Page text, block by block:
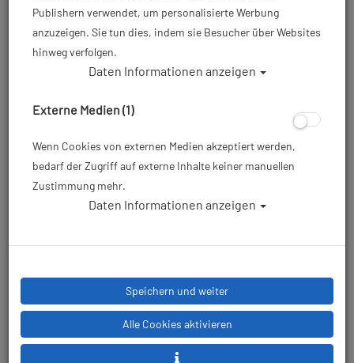
DIN
Dieser Artikel ist mit anderen Rabattaktionen nicht
kombinierbar
849,00 €*
Herstellerpreis: 849,00 €
Publishern verwendet, um personalisierte Werbung
anzuzeigen. Sie tun dies, indem sie Besucher über Websites
hinweg verfolgen.
Daten Informationen anzeigen
Externe Medien (1)
Wenn Cookies von externen Medien akzeptiert werden,
bedarf der Zugriff auf externe Inhalte keiner manuellen
Zustimmung mehr.
Daten Informationen anzeigen
Speichern und weiter
Alle Cookies aktivieren